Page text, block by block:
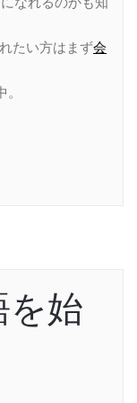
たい方はまず会
を始